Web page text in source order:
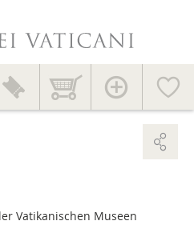
Vatikanischen Museen